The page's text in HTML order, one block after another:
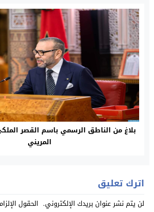
بلاغ من الناطق الرسمي باسم القصر
المريني
اترك تعليق
لن يتم نشر عنوان بريدك الإلكتروني. الحقول